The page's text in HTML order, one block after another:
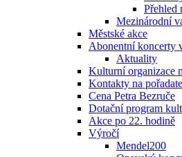
Přehled
Mezinárodní
Městské akce
Abonentní koncerty
Aktuality
Kulturní organizace
Kontakty na
Cena Petra Bezruče
Dotační program
Akce po 22. hodině
Výročí
Mendel200